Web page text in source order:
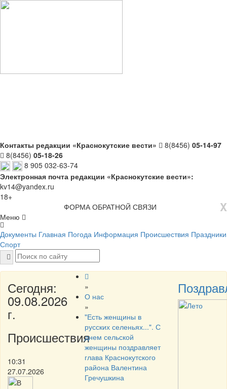
Контакты редакции «Краснокутские вести» 8(8456) 05-14-97
8(8456) 05-18-26
8 905 032-63-74
Электронная почта редакции «Краснокутские вести»:
kv14@yandex.ru
18+
X
ФОРМА ОБРАТНОЙ СВЯЗИ
Меню
Документы Главная Погода Информация Происшествия Праздники
Спорт
Сегодня:
09.08.2026
г.
Происшествия
10:31
27.07.2026
»
О нас
»
"Есть женщины в
русских селеньях...". С
днем сельской
женщины поздравляет
глава Краснокутского
района Валентина
Гречушкина